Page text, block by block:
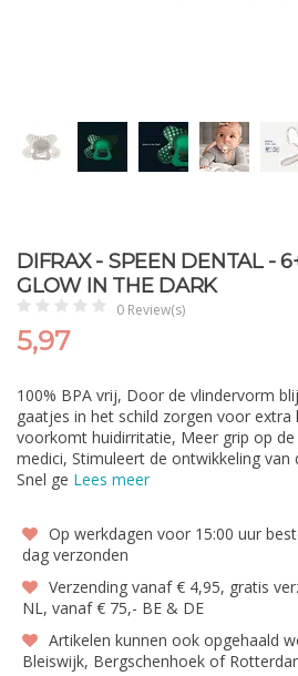
DIFRAX - SPEEN DENTAL -
GLOW IN THE DARK
0 Review(s)
5,97
100% BPA vrij, Door de vlindervorm
gaatjes in het schild zorgen voor
voorkomt huidirritatie, Meer grip op
medici, Stimuleert de ontwikkeling van
Snel ge Lees meer
Op werkdagen voor 15:00 uur
dag verzonden
Verzending vanaf € 4,95, gratis
NL, vanaf € 75,- BE & DE
Artikelen kunnen ook opgehaald
Bleiswijk, Bergschenhoek of